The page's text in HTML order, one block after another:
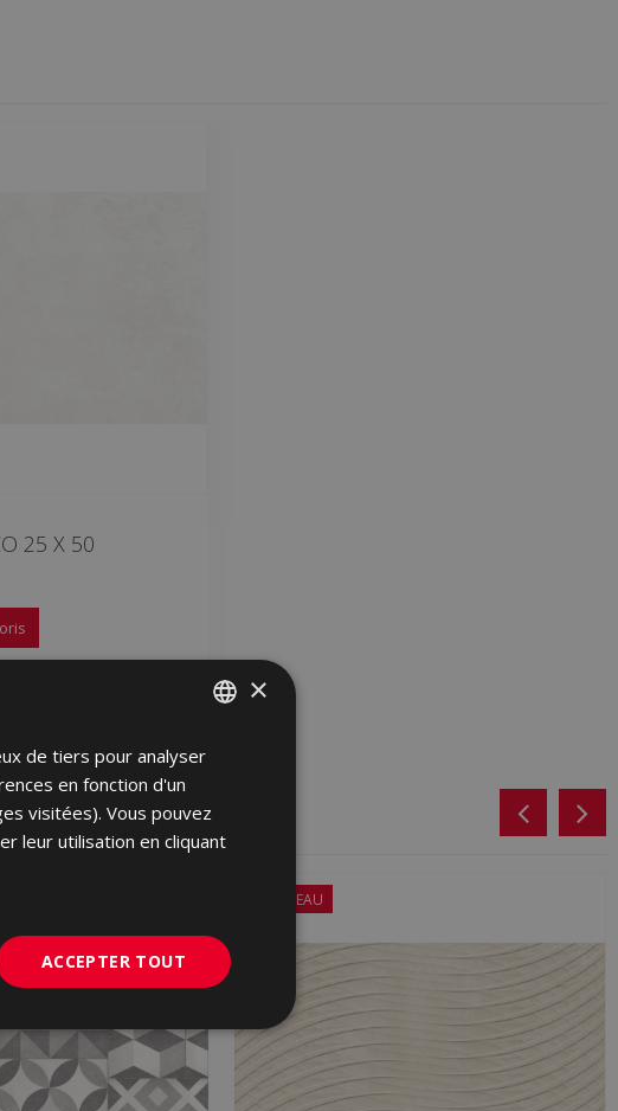
25 X 50
NOUVEAU
SPANISH
ENGLISH
FRENCH
×
de tiers pour analyser
en fonction d'un
visitées). Vous pouvez
leur utilisation en cliquant
ACCEPTER TOUT